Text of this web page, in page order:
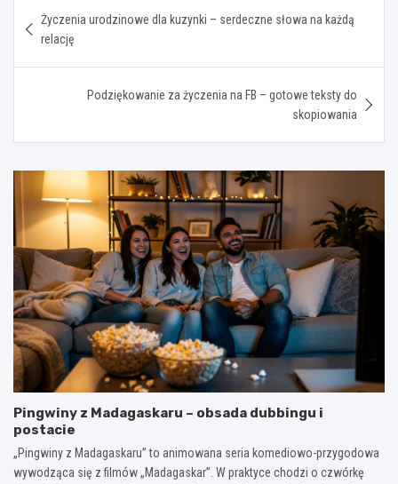
wpisu
Życzenia urodzinowe dla kuzynki – serdeczne słowa na każdą
relację
Podziękowanie za życzenia na FB – gotowe teksty do
skopiowania
Pingwiny z Madagaskaru – obsada dubbingu i
postacie
„Pingwiny z Madagaskaru” to animowana seria komediowo-przygodowa
wywodząca się z filmów „Madagaskar”. W praktyce chodzi o czwórkę